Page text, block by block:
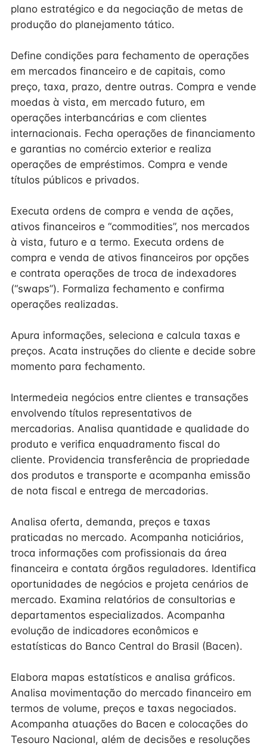
plano estratégico e da negociação de metas de
produção do planejamento tático.
Define condições para fechamento de operações
em mercados financeiro e de capitais, como
preço, taxa, prazo, dentre outras. Compra e vende
moedas à vista, em mercado futuro, em
operações interbancárias e com clientes
internacionais. Fecha operações de financiamento
e garantias no comércio exterior e realiza
operações de empréstimos. Compra e vende
títulos públicos e privados.
Executa ordens de compra e venda de ações,
ativos financeiros e “commodities”, nos mercados
à vista, futuro e a termo. Executa ordens de
compra e venda de ativos financeiros por opções
e contrata operações de troca de indexadores
(“swaps”). Formaliza fechamento e confirma
operações realizadas.
Apura informações, seleciona e calcula taxas e
preços. Acata instruções do cliente e decide sobre
momento para fechamento.
Intermedeia negócios entre clientes e transações
envolvendo títulos representativos de
mercadorias. Analisa quantidade e qualidade do
produto e verifica enquadramento fiscal do
cliente. Providencia transferência de propriedade
dos produtos e transporte e acompanha emissão
de nota fiscal e entrega de mercadorias.
Analisa oferta, demanda, preços e taxas
praticadas no mercado. Acompanha noticiários,
troca informações com profissionais da área
financeira e contata órgãos reguladores. Identifica
oportunidades de negócios e projeta cenários de
mercado. Examina relatórios de consultorias e
departamentos especializados. Acompanha
evolução de indicadores econômicos e
estatísticas do Banco Central do Brasil (Bacen).
Elabora mapas estatísticos e analisa gráficos.
Analisa movimentação do mercado financeiro em
termos de volume, preços e taxas negociados.
Acompanha atuações do Bacen e colocações do
Tesouro Nacional, além de decisões e resoluções